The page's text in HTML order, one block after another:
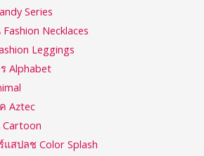
Series
Necklaces
Leggings
Alphabet
Aztec
แสปลช Color Splash